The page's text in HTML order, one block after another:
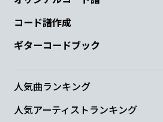
コード譜作成
ギターコードブック
人気曲ランキング
人気アーティストランキング